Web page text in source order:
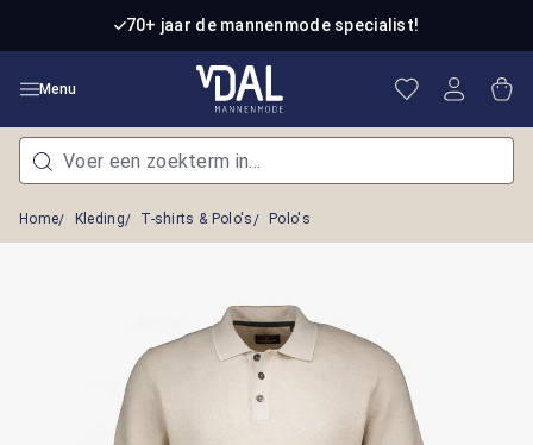
Ga naar de hoofdinhoud70+ jaar de mannenmode specialist!
Menu Je hebt 0
Home Kleding T-shirts & Polo's Polo's